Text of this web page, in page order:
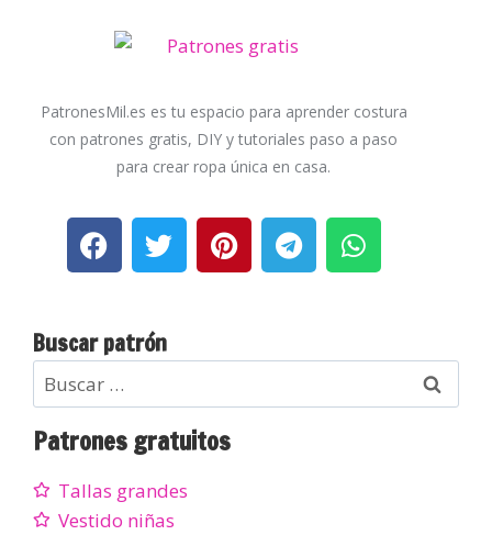
PatronesMil.es es tu espacio para aprender costura
con patrones gratis, DIY y tutoriales paso a paso
para crear ropa única en casa.
Buscar patrón
Patrones gratuitos
Tallas grandes
Vestido niñas